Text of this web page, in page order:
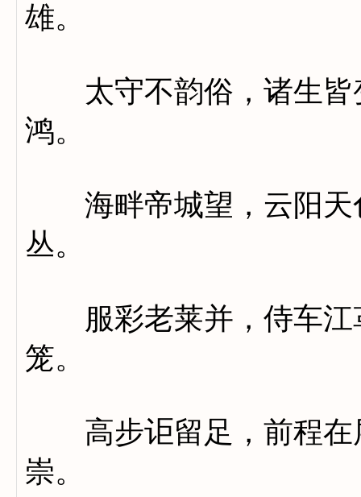
雄。
太守不韵俗，诸生皆
鸿。
海畔帝城望，云阳天
丛。
服彩老莱并，侍车江
笼。
高步讵留足，前程在
崇。